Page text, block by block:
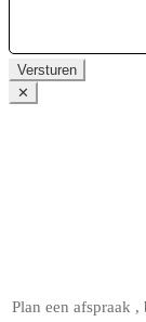
Versturen
✕
Plan een afspraak